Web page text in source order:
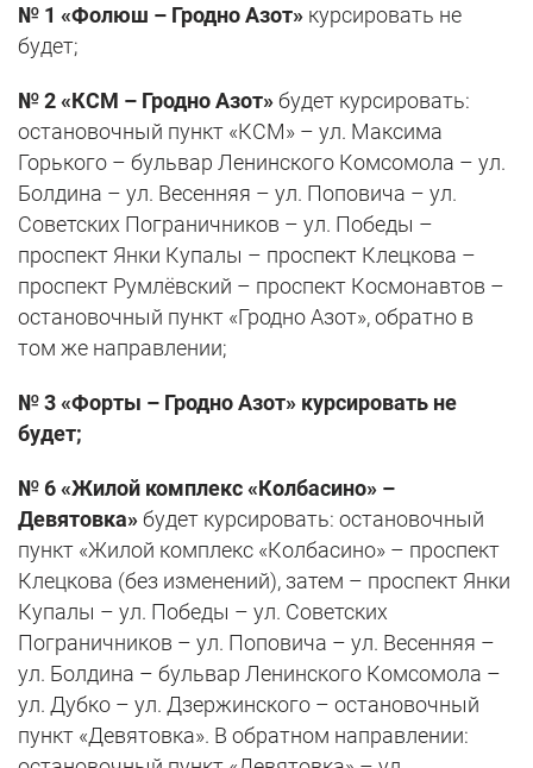
№ 1 «Фолюш – Гродно Азот» курсировать не
будет;
№ 2 «КСМ – Гродно Азот»будет курсировать:
остановочный пункт «КСМ» – ул. Максима
Горького – бульвар Ленинского Комсомола – ул.
Болдина – ул. Весенняя – ул. Поповича – ул.
Советских Пограничников – ул. Победы –
проспект Янки Купалы – проспект Клецкова –
проспект Румлёвский – проспект Космонавтов –
остановочный пункт «Гродно Азот», обратно в
том же направлении;
№ 3 «Форты – Гродно Азот» курсировать не
будет;
№ 6 «Жилой комплекс «Колбасино» –
Девятовка»будет курсировать: остановочный
пункт «Жилой комплекс «Колбасино» – проспект
Клецкова (без изменений), затем – проспект Янки
Купалы – ул. Победы – ул. Советских
Пограничников – ул. Поповича – ул. Весенняя –
ул. Болдина – бульвар Ленинского Комсомола –
ул. Дубко – ул. Дзержинского – остановочный
пункт «Девятовка». В обратном направлении: